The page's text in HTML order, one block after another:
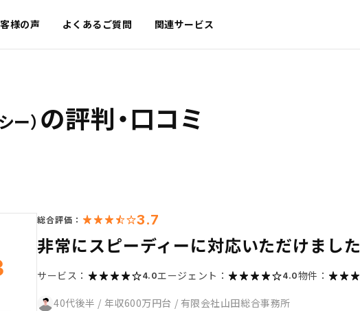
様の声 よくあるご質問 関連サービス
ー） の評判・口コミ
総合評価： 3.7
非常にスピーディーに対応いただけました
サービス： 4.0エージェント： 4.0物件：
40代後半 / 年収600万円台 / 有限会社山田総合事務所